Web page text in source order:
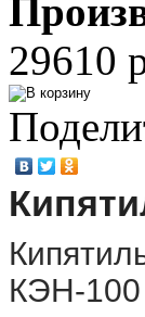
29610
КЭН-100